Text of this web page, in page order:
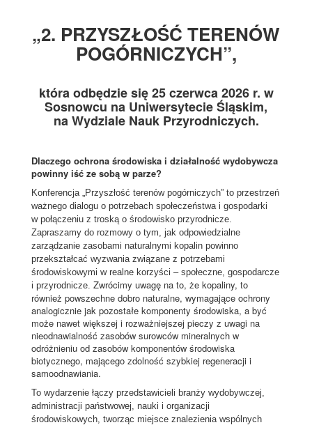
„2. PRZYSZŁOŚĆ TERENÓW
POGÓRNICZYCH”,
która odbędzie się 25 czerwca 2026 r. w
Sosnowcu na Uniwersytecie Śląskim,
na Wydziale Nauk Przyrodniczych.
Dlaczego ochrona środowiska i działalność wydobywcza
powinny iść ze sobą w parze?
Konferencja „Przyszłość terenów pogórniczych” to przestrzeń
ważnego dialogu o potrzebach społeczeństwa i gospodarki
w połączeniu z troską o środowisko przyrodnicze.
Zapraszamy do rozmowy o tym, jak odpowiedzialne
zarządzanie zasobami naturalnymi kopalin powinno
przekształcać wyzwania związane z potrzebami
środowiskowymi w realne korzyści – społeczne, gospodarcze
i przyrodnicze. Zwrócimy uwagę na to, że kopaliny, to
również powszechne dobro naturalne, wymagające ochrony
analogicznie jak pozostałe komponenty środowiska, a być
może nawet większej i rozważniejszej pieczy z uwagi na
nieodnawialność zasobów surowców mineralnych w
odróżnieniu od zasobów komponentów środowiska
biotycznego, mającego zdolność szybkiej regeneracji i
samoodnawiania.
To wydarzenie łączy przedstawicieli branży wydobywczej,
administracji państwowej, nauki i organizacji
środowiskowych, tworząc miejsce znalezienia wspólnych